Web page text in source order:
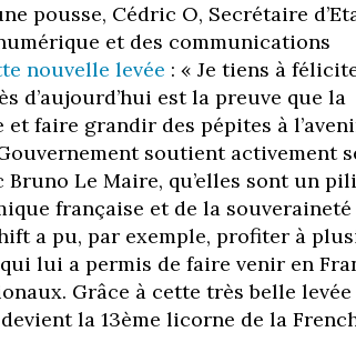
pousse, Cédric O, Secrétaire
et des communications
nouvelle levée : « Je tiens à
d’aujourd’hui est la preuve que la
faire grandir des pépites à
soutient activement
Le Maire, qu’elles sont un
française et de la souveraineté
a pu, par exemple, profiter à
lui a permis de faire venir en
Grâce à cette très belle levée
la 13ème licorne de la